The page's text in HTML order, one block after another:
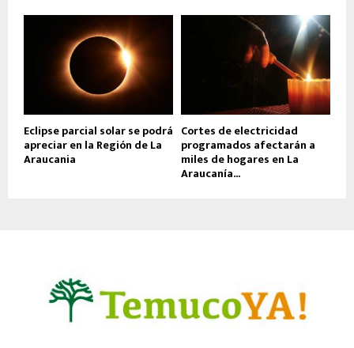
Eclipse parcial solar se podrá
apreciar en la Región de La
Araucania
Cortes de electricidad
programados afectarán a
miles de hogares en La
Araucanía...